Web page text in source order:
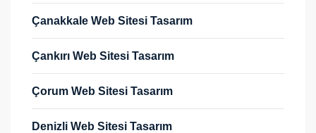
Çanakkale Web Sitesi Tasarım
Çankırı Web Sitesi Tasarım
Çorum Web Sitesi Tasarım
Denizli Web Sitesi Tasarım